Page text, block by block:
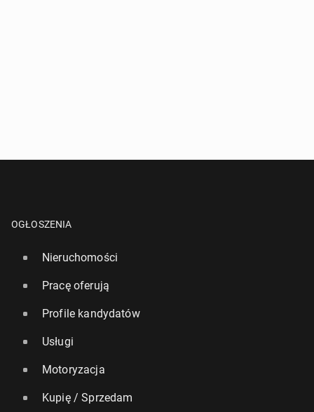
OGŁOSZENIA
Nieruchomości
Pracę oferują
Profile kandydatów
Usługi
Motoryzacja
Kupię / Sprzedam